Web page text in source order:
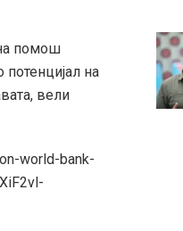
помош
на
вели
world-bank-